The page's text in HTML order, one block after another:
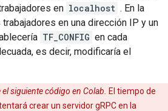
en localhost . En la
en una dirección IP y un
TF_CONFIG en cada
es decir, modificaría el
siguiente código en Colab.
El tiempo de
crear un servidor gRPC en la